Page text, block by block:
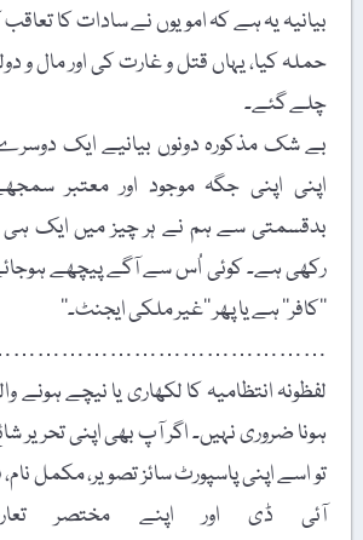
بیانیہ یہ ہے کہ امویوں نے سادات کا
حملہ کیا، یہاں قتل و غارت کی اور مال و
چلے گئے۔
بے شک مذکورہ دونوں بیانیے ایک
اپنی اپنی جگہ موجود اور معتبر
بدقسمتی سے ہم نے ہر چیز میں ایک ہی
رکھی ہے۔ کوئی اُس سے آگے پیچھے ہوجائے،
’’کافر‘‘ ہے یا پھر ’’غیر ملکی ایجنٹ۔‘‘
لفظونہ انتظامیہ کا لکھاری یا نیچے ہونے
ہونا ضروری نہیں۔ اگر آپ بھی اپنی تحریر
تو اسے اپنی پاسپورٹ سائز تصویر، مکمل
آئی ڈی اور اپنے مختصر